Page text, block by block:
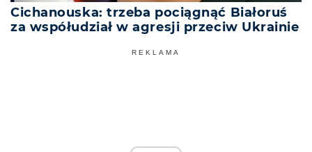
Cichanouska: trzeba pociągnąć Białoruś
za współudział w agresji przeciw Ukrainie
REKLAMA